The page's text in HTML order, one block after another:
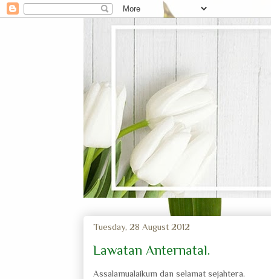
Tuesday, 28 August 2012
Lawatan Anternatal.
Assalamualaikum dan selamat sejahtera.